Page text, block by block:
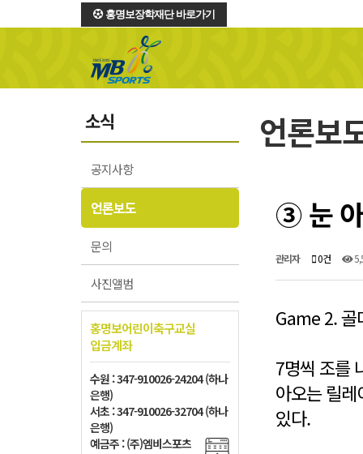
홍명보장학재단 바로가기
소식
공지사항
언론보도
문의
사진앨범
홍명보어린이축구교실
입금계좌
수원 : 347-910026-24204 (하나
은행)
서초 : 347-910026-32704 (하나
은행)
예금주 : (주)엠비스포츠
언론보
③ 눈 아
관리자 0건
Game 2. 골
7명씩 조를
아오는 릴
있다.